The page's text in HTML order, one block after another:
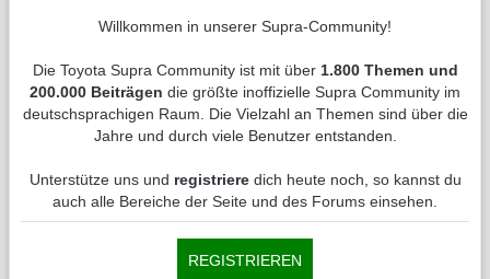
Willkommen in unserer Supra-Community!
Die Toyota Supra Community ist mit über 1.800 Themen und
200.000 Beiträgen die größte inoffizielle Supra Community im
deutschsprachigen Raum. Die Vielzahl an Themen sind über die
Jahre und durch viele Benutzer entstanden.
Unterstütze uns und registrieredich heute noch, so kannst du
auch alle Bereiche der Seite und des Forums einsehen.
REGISTRIEREN